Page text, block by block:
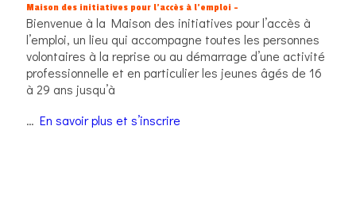
Maison des initiatives pour l’accès à l’emploi –
Bienvenue à la Maison des initiatives pour l’accès à
l’emploi, un lieu qui accompagne toutes les personnes
volontaires à la reprise ou au démarrage d’une activité
professionnelle et en particulier les jeunes âgés de 16
à 29 ans jusqu’à
… En savoir plus et s’inscrire